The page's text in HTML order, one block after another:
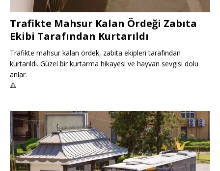
Trafikte Mahsur Kalan Ördeği Zabıta
Ekibi Tarafından Kurtarıldı
Trafikte mahsur kalan ördek, zabıta ekipleri tarafından
kurtarıldı. Güzel bir kurtarma hikayesi ve hayvan sevgisi dolu
anlar.
🔺